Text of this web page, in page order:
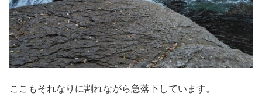
ここもそれなりに割れながら急落下しています。